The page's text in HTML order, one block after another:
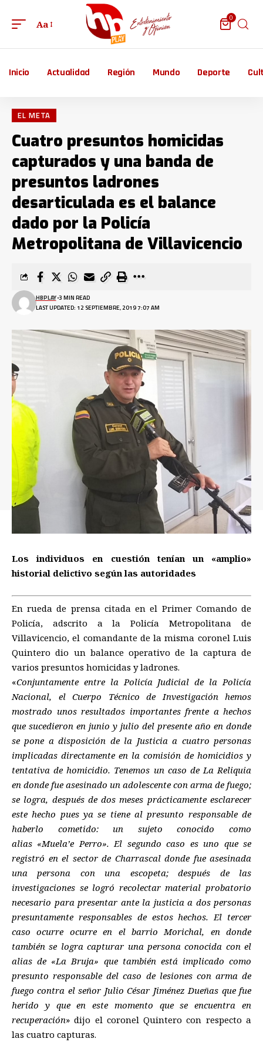
Aa
0
Inicio Actualidad Región Mundo Deporte
EL META
Cuatro presuntos homicidas
capturados y una banda de
presuntos ladrones
desarticulada es el balance
dado por la Policía
Metropolitana de Villavicencio
LAST UPDATED: 12 SEPTIEMBRE, 2019 7:07 AM
HBPLAY 3 MIN READ
Los individuos en cuestión tenían un «amplio»
historial delictivo según las autoridades
En rueda de prensa citada en el Primer Comando de
Policía, adscrito a la Policía Metropolitana de
Villavicencio, el comandante de la misma coronel Luis
Quintero dio un balance operativo de la captura de
varios presuntos homicidas y ladrones.
«Conjuntamente entre la Policía Judicial de la Policía
Nacional, el Cuerpo Técnico de Investigación hemos
mostrado unos resultados importantes frente a hechos
que sucedieron en junio y julio del presente año en donde
se pone a disposición de la Justicia a cuatro personas
implicadas directamente en la comisión de homicidios y
tentativa de homicidio. Tenemos un caso de La Reliquia
en donde fue asesinado un adolescente con arma de fuego;
se logra, después de dos meses prácticamente esclarecer
este hecho pues ya se tiene al presunto responsable de
haberlo cometido: un sujeto conocido como
alias «Muela’e Perro». El segundo caso es uno que se
registró en el sector de Charrascal donde fue asesinada
una persona con una escopeta; después de las
investigaciones se logró recolectar material probatorio
necesario para presentar ante la justicia a dos personas
presuntamente responsables de estos hechos. El tercer
caso ocurre ocurre en el barrio Morichal, en donde
también se logra capturar una persona conocida con el
alias de «La Bruja» que también está implicado como
presunto responsable del caso de lesiones con arma de
fuego contra el señor Julio César Jiménez Dueñas que fue
herido y que en este momento que se encuentra en
recuperación» dijo el coronel Quintero con respecto a
las cuatro capturas.